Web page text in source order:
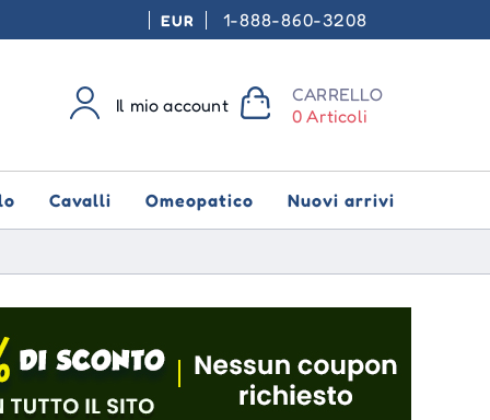
EUR 1-888-860-3208
Il mio account
CARRELLO
0 Articoli
Cavalli Omeopatico Nuovi arrivi